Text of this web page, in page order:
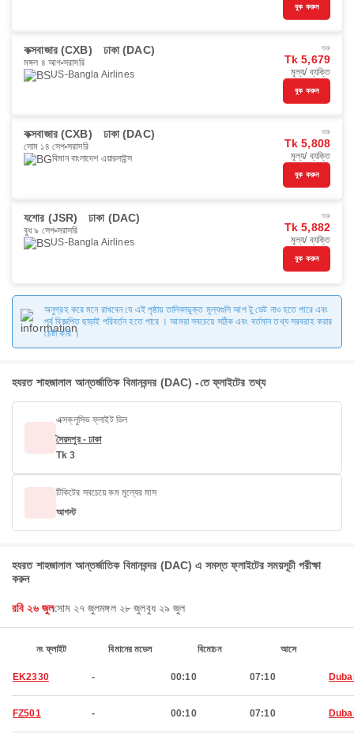
বুক করুন
কক্সবাজার (CXB) ঢাকা (DAC)
মঙ্গল ৪ আগ সরাসরি
US-Bangla Airlines
শুরু
Tk 5,679
মূল্য/ ব্যক্তি
বুক করুন
কক্সবাজার (CXB) ঢাকা (DAC)
সোম ১৪ সেপ সরাসরি
বিমান বাংলাদেশ এয়ারলাইন্স
শুরু
Tk 5,808
মূল্য/ ব্যক্তি
বুক করুন
যশোর (JSR) ঢাকা (DAC)
বুধ ৯ সেপ সরাসরি
US-Bangla Airlines
শুরু
Tk 5,882
মূল্য/ ব্যক্তি
বুক করুন
অনুগ্রহ করে মনে রাখবেন যে এই পৃষ্ঠায় তালিকাভুক্ত মূল্যগুলি আপ টু ডেট নাও হতে পারে এবং
পূর্ব বিজ্ঞপ্তি ছাড়াই পরিবর্তন হতে পারে । আমরা সবচেয়ে সঠিক এবং বর্তমান তথ্য সরবরাহ করার
চেষ্টা করি ।
হযরত শাহজালাল আন্তর্জাতিক বিমানবন্দর (DAC) -তে ফ্লাইটের তথ্য
এক্সক্লুসিভ ফ্লাইট ডিল
সৈয়দপুর - ঢাকা
Tk 3
টিকিটের সবচেয়ে কম মূল্যের মাস
আগস্ট
হযরত শাহজালাল আন্তর্জাতিক বিমানবন্দর (DAC) এ সমস্ত ফ্লাইটের সময়সূচী পরীক্ষা
করুন
রবি ২৬ জুলসোম ২৭ জুলমঙ্গল ২৮ জুলবুধ ২৯ জুল
নং ফ্লাইট বিমানের মডেল বিমোচন আসে
EK2330 - 00:10 07:10
FZ501 - 00:10 07:10